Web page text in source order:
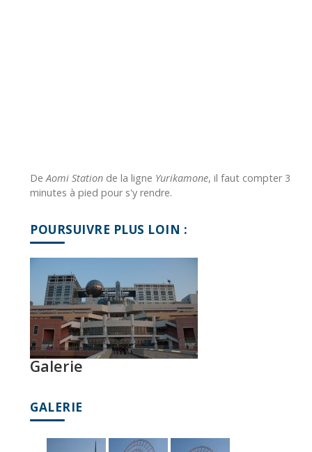
DeAomi Station de la ligne Yurikamone, il faut compter 3
minutes à pied pour s'y rendre.
POURSUIVRE PLUS LOIN :
Galerie
GALERIE